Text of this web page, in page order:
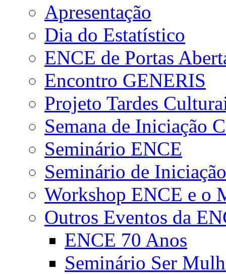
Apresentação
Dia do Estatístico
ENCE de Portas
Encontro GENERIS
Projeto Tardes
Semana de Iniciação
Seminário ENCE
Seminário de
Workshop ENCE e o
Outros Eventos da
ENCE 70 Anos
Seminário Ser